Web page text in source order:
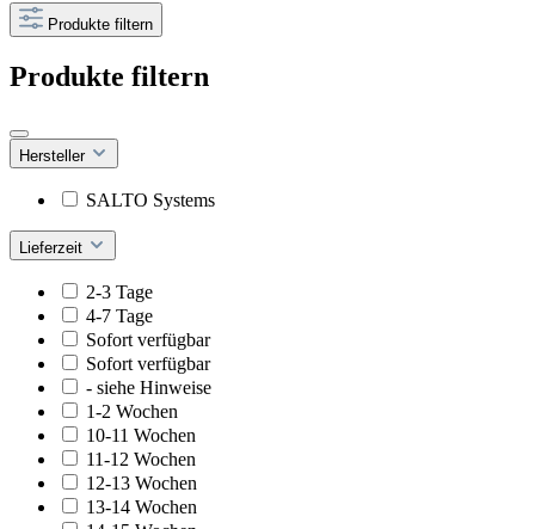
Produkte filtern
Produkte filtern
Hersteller
SALTO Systems
Lieferzeit
2-3 Tage
4-7 Tage
Sofort verfügbar
Sofort verfügbar
- siehe Hinweise
1-2 Wochen
10-11 Wochen
11-12 Wochen
12-13 Wochen
13-14 Wochen